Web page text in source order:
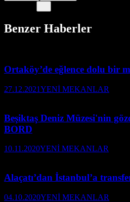
Benzer Haberler
Ortaköy’de eğlence dolu bir
27.12.2021YENİ MEKANLAR
Beşiktaş Deniz Müzesi'nin
BORD
10.11.2020YENİ MEKANLAR
Alaçatı’dan İstanbul’a
04.10.2020YENİ MEKANLAR